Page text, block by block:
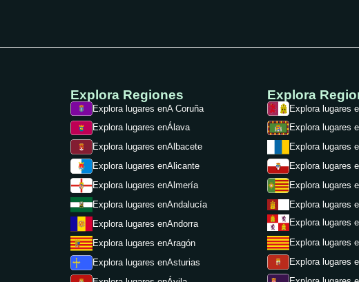
Explora Regiones
Explora lugares enA Coruña
Explora lugares enÁlava
Explora lugares enAlbacete
Explora lugares enAlicante
Explora lugares enAlmería
Explora lugares enAndalucía
Explora lugares enAndorra
Explora lugares enAragón
Explora lugares enAsturias
Explora
Explora lugares
Explora lugares
Explora lugares
Explora lugares
Explora lugares
Explora lugares
Explora lugares
Explora lugares
Explora lugares